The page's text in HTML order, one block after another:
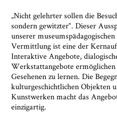
„Nicht gelehrter sollen die
sondern gewitzter“. Dieser
unserer
Vermittlung ist eine der
Interaktive Angebote,
Werkstattangebote
Gesehenen zu lernen. Die
kulturgeschichtlichen Objekten
Kunstwerken macht das
einzigartig.